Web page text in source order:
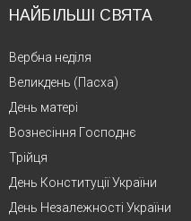
НАЙБІЛЬШІ СВЯТА
Вербна неділя
Великдень (Пасха)
День матері
Вознесіння Господнє
Трійця
День Конституції України
День Незалежності України